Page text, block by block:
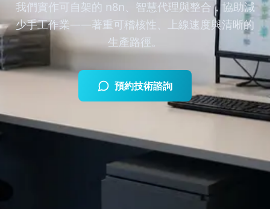
我們實作可自架的 n8n、智慧代理與整合，協助減
少手工作業——著重可稽核性、上線速度與清晰的
生產路徑。
預約技術諮詢